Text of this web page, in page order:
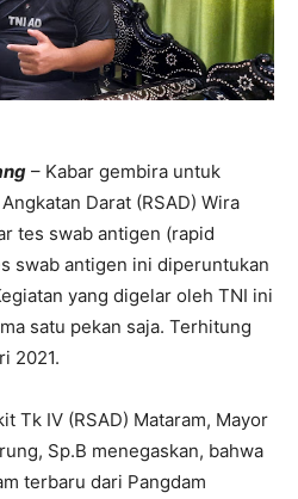
– Kabar gembira untuk
Darat (RSAD) Wira
tes swab antigen (rapid
swab antigen ini diperuntukan
yang digelar oleh TNI ini
satu pekan saja. Terhitung
2021.
Tk IV (RSAD) Mataram, Mayor
Sp.B menegaskan, bahwa
terbaru dari Pangdam